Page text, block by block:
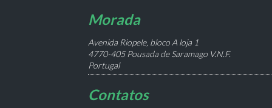
Morada
Avenida Riopele, bloco A loja 1
4770-405 Pousada de Saramago V.N.F.
Portugal
Contatos